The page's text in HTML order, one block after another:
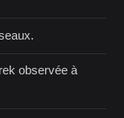
observée à